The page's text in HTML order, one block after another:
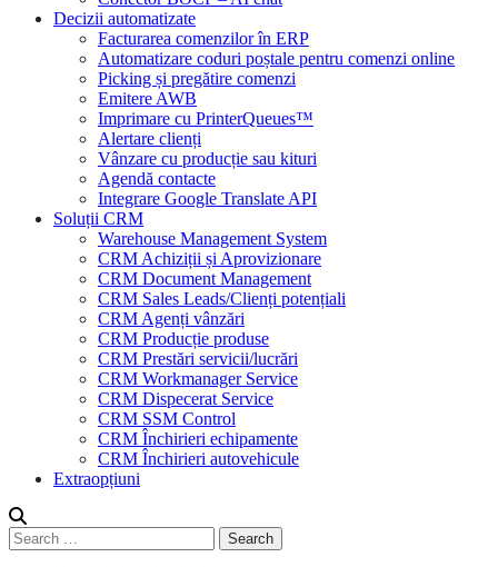
Decizii automatizate
Facturarea comenzilor în ERP
Automatizare coduri poștale pentru comenzi online
Picking și pregătire comenzi
Emitere AWB
Imprimare cu PrinterQueues™
Alertare clienți
Vânzare cu producție sau kituri
Agendă contacte
Integrare Google Translate API
Soluții CRM
Warehouse Management System
CRM Achiziții și Aprovizionare
CRM Document Management
CRM Sales Leads/Clienți potențiali
CRM Agenți vânzări
CRM Producție produse
CRM Prestări servicii/lucrări
CRM Workmanager Service
CRM Dispecerat Service
CRM SSM Control
CRM Închirieri echipamente
CRM Închirieri autovehicule
Extraopțiuni